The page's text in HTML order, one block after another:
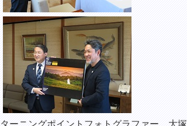
ターニングポイントフォトグラファー 大塚